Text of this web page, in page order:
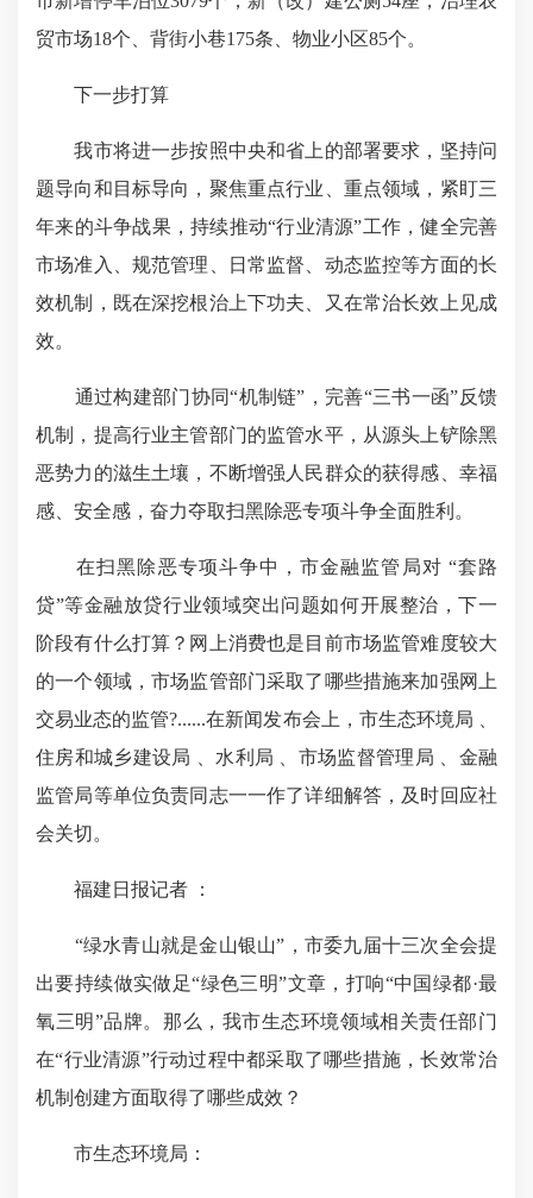
贸市场18个、背街小巷175条、物业小区85个。
下一步打算
我市将进一步按照中央和省上的部署要求，坚持问
题导向和目标导向，聚焦重点行业、重点领域，紧盯三
年来的斗争战果，持续推动“行业清源”工作，健全完善
市场准入、规范管理、日常监督、动态监控等方面的长
效机制，既在深挖根治上下功夫、又在常治长效上见成
效。
通过构建部门协同“机制链”，完善“三书一函”反馈
机制，提高行业主管部门的监管水平，从源头上铲除黑
恶势力的滋生土壤，不断增强人民群众的获得感、幸福
感、安全感，奋力夺取扫黑除恶专项斗争全面胜利。
在扫黑除恶专项斗争中，市金融监管局对 “套路
贷”等金融放贷行业领域突出问题如何开展整治，下一
阶段有什么打算？网上消费也是目前市场监管难度较大
的一个领域，市场监管部门采取了哪些措施来加强网上
交易业态的监管?......在新闻发布会上，市生态环境局 、
住房和城乡建设局 、水利局 、市场监督管理局 、金融
监管局等单位负责同志一一作了详细解答，及时回应社
会关切。
福建日报记者 ：
“绿水青山就是金山银山”，市委九届十三次全会提
出要持续做实做足“绿色三明”文章，打响“中国绿都·最
氧三明”品牌。那么，我市生态环境领域相关责任部门
在“行业清源”行动过程中都采取了哪些措施，长效常治
机制创建方面取得了哪些成效？
市生态环境局：